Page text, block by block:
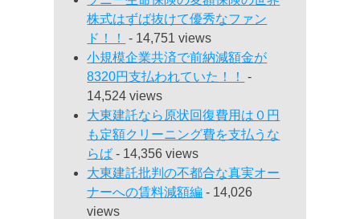
株式はずば抜けて優秀なファン
ド！！
- 14,751 views
小規模企業共済で前納減額金が
8320円支払われていた！！
-
14,524 views
大東建託なら原状回復費用は０円
も定額クリーニング費を支払うな
らば - 14,356 views
大東建託批判の不都合な真実オー
ナーへの賃料減額編 - 14,026
views